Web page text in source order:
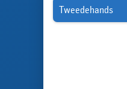
Tweedehands